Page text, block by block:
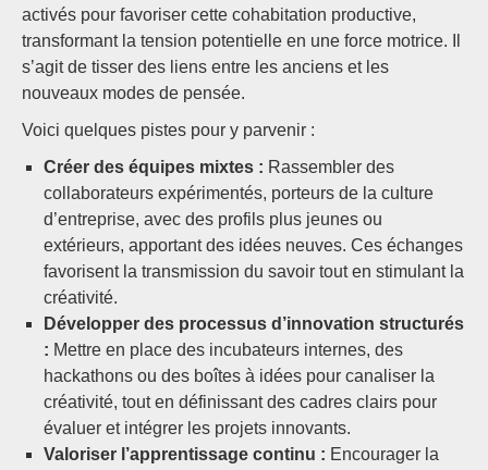
activés pour favoriser cette cohabitation productive,
transformant la tension potentielle en une force motrice. Il
s’agit de tisser des liens entre les anciens et les
nouveaux modes de pensée.
Voici quelques pistes pour y parvenir :
Créer des équipes mixtes : Rassembler des
collaborateurs expérimentés, porteurs de la culture
d’entreprise, avec des profils plus jeunes ou
extérieurs, apportant des idées neuves. Ces échanges
favorisent la transmission du savoir tout en stimulant la
créativité.
Développer des processus d’innovation structurés
: Mettre en place des incubateurs internes, des
hackathons ou des boîtes à idées pour canaliser la
créativité, tout en définissant des cadres clairs pour
évaluer et intégrer les projets innovants.
Valoriser l’apprentissage continu : Encourager la